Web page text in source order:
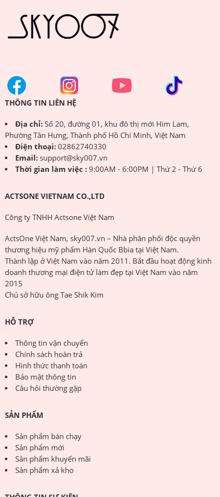
THÔNG TIN LIÊN HỆ
Địa chỉ:Số 20, đường 01, khu đô thị mới Him Lam,
Phường Tân Hưng, Thành phố Hồ Chí Minh, Việt Nam
Điện thoại:02862740330
Email:support@sky007.vn
Thời gian làm việc :9:00AM - 6:00PM | Thứ 2 - Thứ 6
ACTSONE VIETNAM CO.,LTD
Công ty TNHH Actsone Việt Nam
ActsOne Việt Nam, sky007.vn – Nhà phân phối độc quyền
thương hiệu mỹ phẩm Hàn Quốc Bbia tại Việt Nam.
Thành lập ở Việt Nam vào năm 2011. Bắt đầu hoạt động kinh
doanh thương mại điện tử làm đẹp tại Việt Nam vào năm
2015
Chủ sở hữu ông Tae Shik Kim
HỖ TRỢ
Thông tin vận chuyển
Chính sách hoàn trả
Hình thức thanh toán
Bảo mật thông tin
Câu hỏi thường gặp
SẢN PHẨM
Sản phẩm bán chạy
Sản phẩm mới
Sản phẩm khuyến mãi
Sản phẩm xả kho